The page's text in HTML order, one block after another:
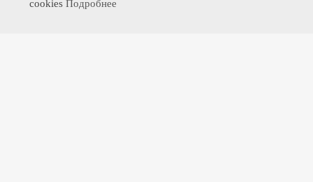
cookies Подробнее